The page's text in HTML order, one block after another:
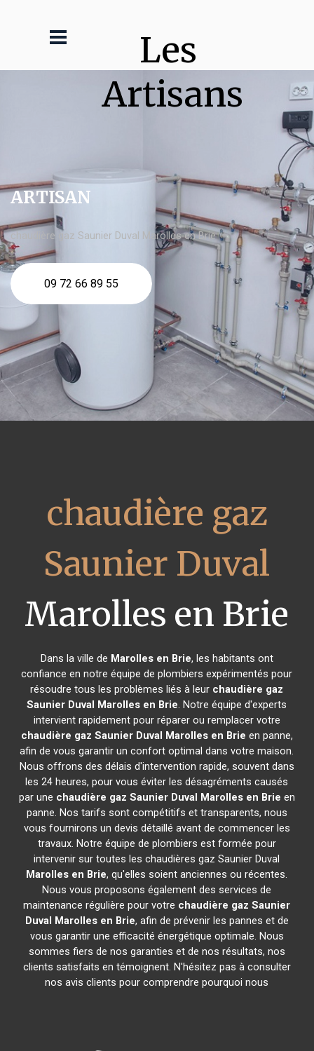
Les
Artisans
ARTISAN
chaudière gaz Saunier Duval Marolles en Brie
09 72 66 89 55
chaudière gaz
Saunier Duval
Marolles en Brie
Dans la ville de Marolles en Brie, les habitants ont
confiance en notre équipe de plombiers expérimentés pour
résoudre tous les problèmes liés à leur chaudière gaz
Saunier Duval Marolles en Brie. Notre équipe d'experts
intervient rapidement pour réparer ou remplacer votre
chaudière gaz Saunier Duval Marolles en Brie en panne,
afin de vous garantir un confort optimal dans votre maison.
Nous offrons des délais d'intervention rapide, souvent dans
les 24 heures, pour vous éviter les désagréments causés
par une chaudière gaz Saunier Duval Marolles en Brie en
panne. Nos tarifs sont compétitifs et transparents, nous
vous fournirons un devis détaillé avant de commencer les
travaux. Notre équipe de plombiers est formée pour
intervenir sur toutes les chaudières gaz Saunier Duval
Marolles en Brie, qu'elles soient anciennes ou récentes.
Nous vous proposons également des services de
maintenance régulière pour votre chaudière gaz Saunier
Duval Marolles en Brie, afin de prévenir les pannes et de
vous garantir une efficacité énergétique optimale. Nous
sommes fiers de nos garanties et de nos résultats, nos
clients satisfaits en témoignent. N'hésitez pas à consulter
nos avis clients pour comprendre pourquoi nous